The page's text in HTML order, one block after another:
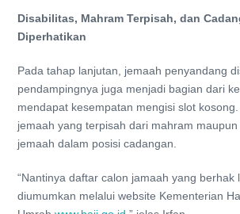
Disabilitas, Mahram Terpisah, dan
Diperhatikan
Pada tahap lanjutan, jemaah penyandang
pendampingnya juga menjadi bagian dari
mendapat kesempatan mengisi slot
jemaah yang terpisah dari mahram
jemaah dalam posisi cadangan.
“Nantinya daftar calon jamaah yang berhak
diumumkan melalui website Kementerian